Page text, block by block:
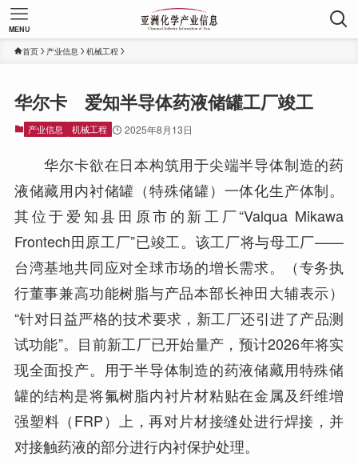
MENU
首页 产业信息 机械工程
华尔卡 爱知半导体药液储罐工厂竣工
产业信息 机械工程 2025年8月13日
华尔卡欲在日本构筑用于尖端半导体制造的药
液储藏用内衬储罐（特殊储罐）一体化生产体制。
其位于爱知县田原市的新工厂“Valqua Mikawa
Frontech田原工厂”已竣工。该工厂将与母工厂——
台湾基地共同应对全球市场的增长需求。（专务执
行董事兼高功能树脂与产品本部长神田大辅表示）
“针对日益严格的技术要求，新工厂还引进了产品测
试功能”。目前新工厂已开始量产，预计2026年将实
现全面投产。用于半导体制造的药液储藏用特殊储
罐的结构是将氟树脂内衬片材粘贴在金属及纤维增
强塑料（FRP）上，再对片材接缝处进行焊接，并
对接触药液的部分进行内衬保护处理。